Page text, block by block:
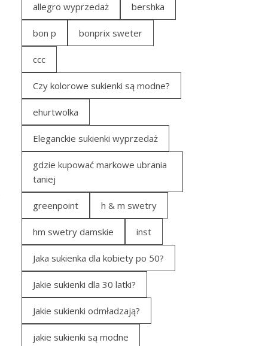
allegro wyprzedaż bershka
bon p bonprix sweter
ccc
Czy kolorowe sukienki są modne?
ehurtwolka
Eleganckie sukienki wyprzedaż
gdzie kupować markowe ubrania
taniej
greenpoint h & m swetry
hm swetry damskie inst
Jaka sukienka dla kobiety po 50?
Jakie sukienki dla 30 latki?
Jakie sukienki odmładzają?
jakie sukienki są modne